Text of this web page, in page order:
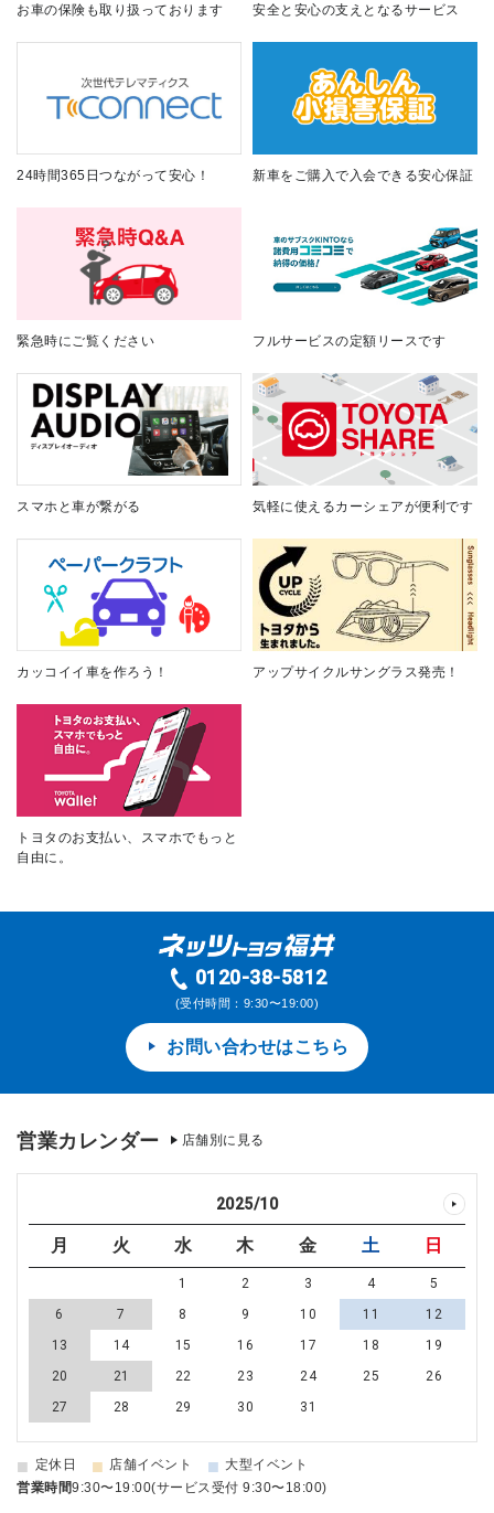
お車の保険も取り扱っております 安全と安心の支えとなるサービス
24時間365日つながって安心！ 新車をご購入で入会できる安心保証
緊急時にご覧ください フルサービスの定額リースです
スマホと車が繋がる 気軽に使えるカーシェアが便利です
カッコイイ車を作ろう！ アップサイクルサングラス発売！
トヨタのお支払い、スマホでもっと
自由に。
0120-38-5812
(受付時間：9:30〜19:00)
お問い合わせはこちら
営業カレンダー 店舗別に見る
2025/10
月 火 水 木 金 土 日
1 2 3 4
5
6
7 8 9 10 11
12
13
14 15 16 17 18
19
20
21 22 23 24 25
26
27
28 29 30 31
■ 定休日 ■ 店舗イベント ■ 大型イベント
営業時間9:30〜19:00(サービス受付 9:30〜18:00)